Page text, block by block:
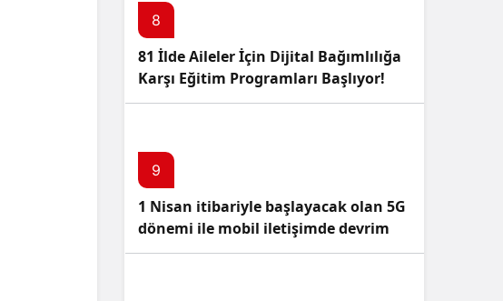
8
81 İlde Aileler İçin Dijital Bağımlılığa
Karşı Eğitim Programları Başlıyor!
9
1 Nisan itibariyle başlayacak olan 5G
dönemi ile mobil iletişimde devrim
başlıyor!